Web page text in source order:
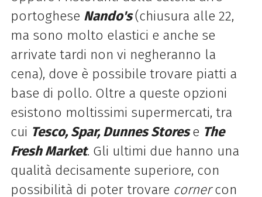
portoghese Nando's(chiusura alle 22,
ma sono molto elastici e anche se
arrivate tardi non vi negheranno la
cena), dove è possibile trovare piatti a
base di pollo. Oltre a queste opzioni
esistono moltissimi supermercati, tra
cui Tesco, Spar, Dunnes Storese The
Fresh Market. Gli ultimi due hanno una
qualità decisamente superiore, con
possibilità di poter trovare cornercon